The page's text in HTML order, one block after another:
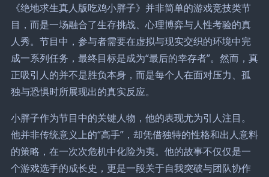
《绝地求生真人版吃鸡小胖子》并非简单的游戏竞技类节
目，而是一场融合了生存挑战、心理博弈与人性考验的真
人秀。节目中，参与者需要在虚拟与现实交织的环境中完
成一系列任务，最终目标是成为“最后的幸存者”。然而，真
正吸引人的并不是胜负本身，而是每个人在面对压力、孤
独与恐惧时所展现出的真实反应。
小胖子作为节目中的关键人物，他的表现尤为引人注目。
他并非传统意义上的“高手”，却凭借独特的性格和出人意料
的策略，在一次次危机中化险为夷。他的故事不仅仅是一
个游戏选手的成长史，更是一段关于自我突破与团队协作